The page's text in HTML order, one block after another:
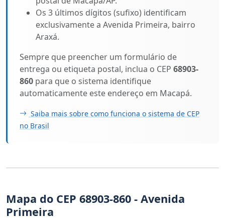
Os 3 últimos dígitos (sufixo) identificam
exclusivamente a Avenida Primeira, bairro
Araxá.
Sempre que preencher um formulário de
entrega ou etiqueta postal, inclua o CEP 68903-
860 para que o sistema identifique
automaticamente este endereço em Macapá.
Saiba mais sobre como funciona o sistema de CEP
no Brasil
Mapa do CEP 68903-860 - Avenida
Primeira